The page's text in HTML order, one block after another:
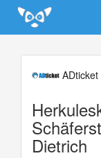
Update cookies
ADticket
Dietrich